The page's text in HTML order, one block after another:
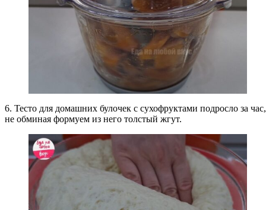
6. Тесто для домашних булочек с сухофруктами подросло за час,
не обминая формуем из него толстый жгут.